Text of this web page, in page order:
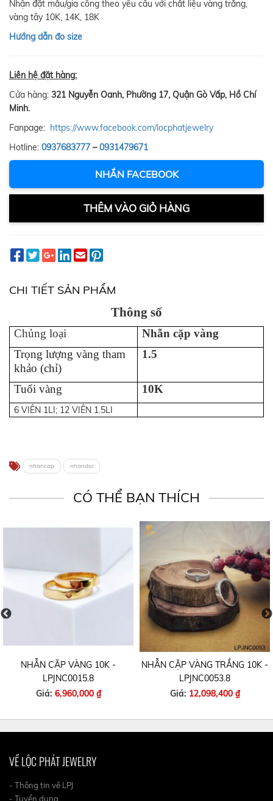
Nhận đặt mẫu/gia công theo yêu cầu với chất liệu vàng trắng,
vàng tây 10K, 14K, 18K
Hướng dẫn đo size
Liên hệ đặt hàng:
Cửa hàng: 321 Nguyễn Oanh, Phường 17, Quận Gò Vấp, Hồ Chí
Minh.
Fanpage: https://www.facebook.com/locphatjewelry
Hotline: 0937683777 –0931479671
NHẮN FACEBOOK
THÊM VÀO GIỎ HÀNG
CHI TIẾT SẢN PHẨM
Thông số
Chủng loại
Nhẫn cặp vàng
Trọng lượng vàng tham
khảo (chỉ)
1.5
Tuổi vàng 10K
6 VIÊN 1LI; 12 VIÊN 1.5LI
nhancap nhandoi
CÓ THỂ BẠN THÍCH
NHẪN CẶP VÀNG 10K -
LPJNC0015.8
Giá: 6,960,000 ₫
NHẪN CẶP VÀNG TRẮNG 10K -
LPJNC0053.8
Giá: 12,098,400 ₫
VỀ LỘC PHÁT JEWELRY
- Thông tin về LPJ
- Tuyển dụng